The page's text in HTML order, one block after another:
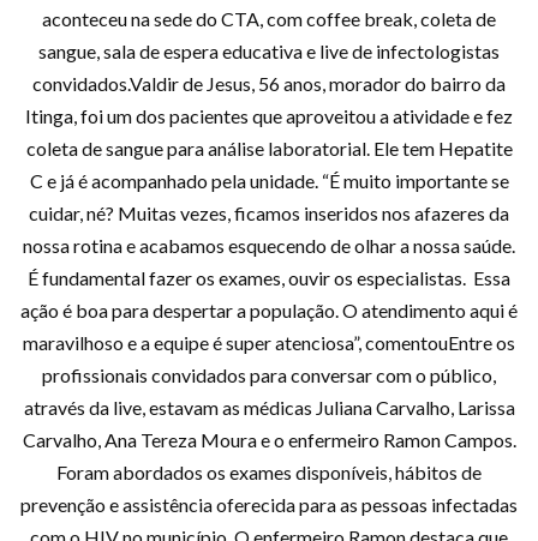
aconteceu na sede do CTA, com coffee break, coleta de
sangue, sala de espera educativa e live de infectologistas
convidados.Valdir de Jesus, 56 anos, morador do bairro da
Itinga, foi um dos pacientes que aproveitou a atividade e fez
coleta de sangue para análise laboratorial. Ele tem Hepatite
C e já é acompanhado pela unidade. “É muito importante se
cuidar, né? Muitas vezes, ficamos inseridos nos afazeres da
nossa rotina e acabamos esquecendo de olhar a nossa saúde.
É fundamental fazer os exames, ouvir os especialistas. Essa
ação é boa para despertar a população. O atendimento aqui é
maravilhoso e a equipe é super atenciosa”, comentouEntre os
profissionais convidados para conversar com o público,
através da live, estavam as médicas Juliana Carvalho, Larissa
Carvalho, Ana Tereza Moura e o enfermeiro Ramon Campos.
Foram abordados os exames disponíveis, hábitos de
prevenção e assistência oferecida para as pessoas infectadas
com o HIV no município. O enfermeiro Ramon destaca que